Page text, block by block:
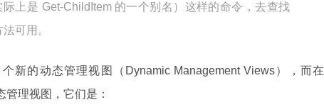
际上是 Get-ChildItem 的一个别名）这样的命令，去查找
可用。
新的动态管理视图（Dynamic Management Views），而在
管理视图，它们是：